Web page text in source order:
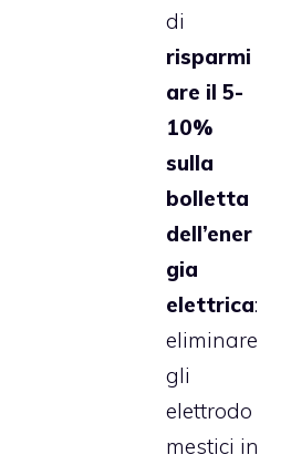
di
risparmi
are il 5-
10%
sulla
bolletta
dell’ener
gia
elettrica:
eliminare
gli
elettrodo
mestici in